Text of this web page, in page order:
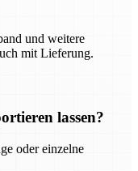
und weitere
mit Lieferung.
lassen?
oder einzelne